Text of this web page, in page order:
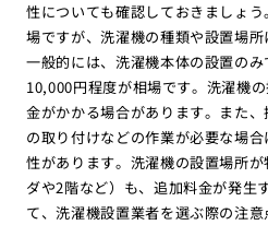
性についても確認しておきましょ
場ですが、洗濯機の種類や設置場所
一般的には、洗濯機本体の設置の
10,000円程度が相場です。洗濯機
金がかかる場合があります。また
の取り付けなどの作業が必要な場
性があります。洗濯機の設置場所
ダや2階など）も、追加料金が発生
て、洗濯機設置業者を選ぶ際の注